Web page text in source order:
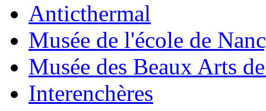
Anticthermal
Musée de l'école de
Musée des Beaux Arts
Interenchères